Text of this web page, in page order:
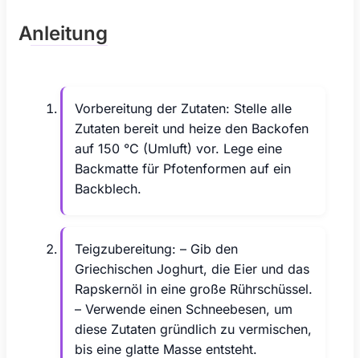
Anleitung
Vorbereitung der Zutaten: Stelle alle
Zutaten bereit und heize den Backofen
auf 150 °C (Umluft) vor. Lege eine
Backmatte für Pfotenformen auf ein
Backblech.
Teigzubereitung: – Gib den
Griechischen Joghurt, die Eier und das
Rapskernöl in eine große Rührschüssel.
– Verwende einen Schneebesen, um
diese Zutaten gründlich zu vermischen,
bis eine glatte Masse entsteht.